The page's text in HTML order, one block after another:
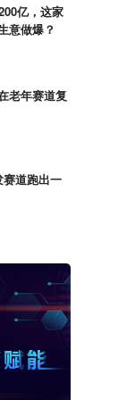
亿，这家
意做爆？
老年赛道复
道跑出一